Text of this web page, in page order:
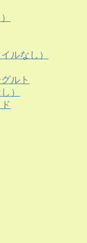
ルなし）
ルト
）